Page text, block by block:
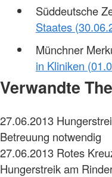
Süddeutsche
Staates
Münchner
in Kliniken
Verwandte
27.06.2013
Betreuung notwendig
27.06.2013 Rotes
Hungerstreik am